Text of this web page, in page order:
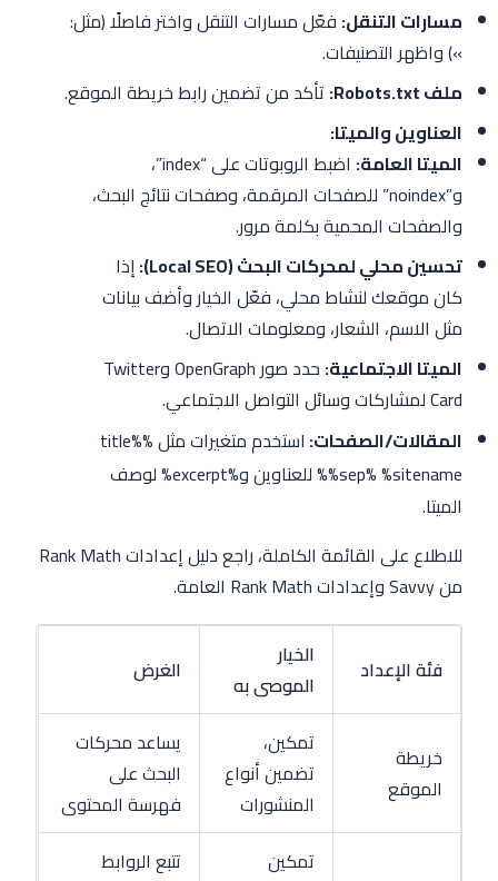
مسارات التنقل: فعّل مسارات التنقل واختر فاصلًا (مثل:
») واظهر التصنيفات.
ملف Robots.txt:
تأكد من تضمين رابط خريطة الموقع.
العناوين والميتا:
الميتا العامة:
اضبط الروبوتات على “index”،
و”noindex” للصفحات المرقمة، وصفحات نتائج البحث،
والصفحات المحمية بكلمة مرور.
تحسين محلي لمحركات البحث (Local SEO):
إذا
كان موقعك لنشاط محلي، فعّل الخيار وأضف بيانات
مثل الاسم، الشعار، ومعلومات الاتصال.
الميتا الاجتماعية:
حدد صور OpenGraph وTwitter
Card لمشاركات وسائل التواصل الاجتماعي.
المقالات/الصفحات: استخدم متغيرات مثل %title%
%sep% %sitename% للعناوين و%excerpt%
لوصف
الميتا.
للاطلاع على القائمة الكاملة، راجع دليل إعدادات Rank Math
من Savvy وإعدادات Rank Math العامة.
فئة الإعداد
الخيار
الموصى به
الغرض
خريطة
الموقع
تمكين،
تضمين أنواع
المنشورات
يساعد محركات
البحث على
فهرسة المحتوى
تمكين
تتبع الروابط